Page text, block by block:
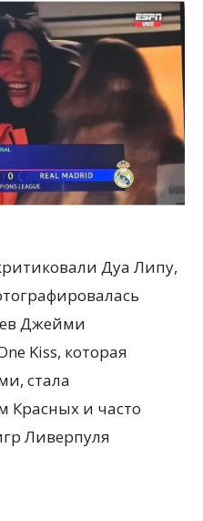
Дуа Липу,
Джейми
Kiss, которая
стала
и часто
Ливерпуля